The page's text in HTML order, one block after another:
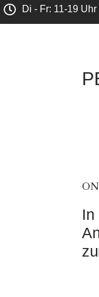
Di - Fr: 11-19
In